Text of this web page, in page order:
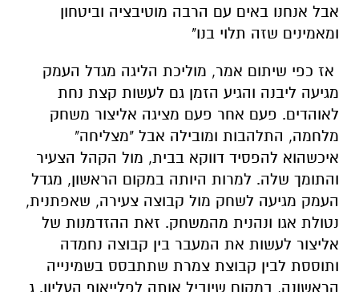
אבל אנחנו באים עם הרבה מוטיבציה וביטחון
ומאמינים שזה תלוי בנו"
אז כפי שיתום אמר, מוליכת הליגה מגדל העמק
מגיעה ליבנה והגיע הזמן גם לעשות קצת נחת
לאוהדים. פעם אחר פעם מציגה אליצור משחק
מלחמה, התלהבות ומובילה אבל "מצליחה"
איכשהוא להפסיד דווקא בבית, מול הקהל הצעיר
והתומך שלה. למרות היותה במקום הראשון, מגדל
העמק מגיעה לשחק מול קבוצה צעירה, שאפתנית,
נטולת אגו ונהנית מהמשחק. זאת ההזדמנות של
אליצור לעשות את המעבר בין קבוצה נחמדה
ותוססת לבין קבוצת צמרת שתתבסס בשמינייה
הראשונה, במקום שיוביל אותה לפלייאוף העליון. ג